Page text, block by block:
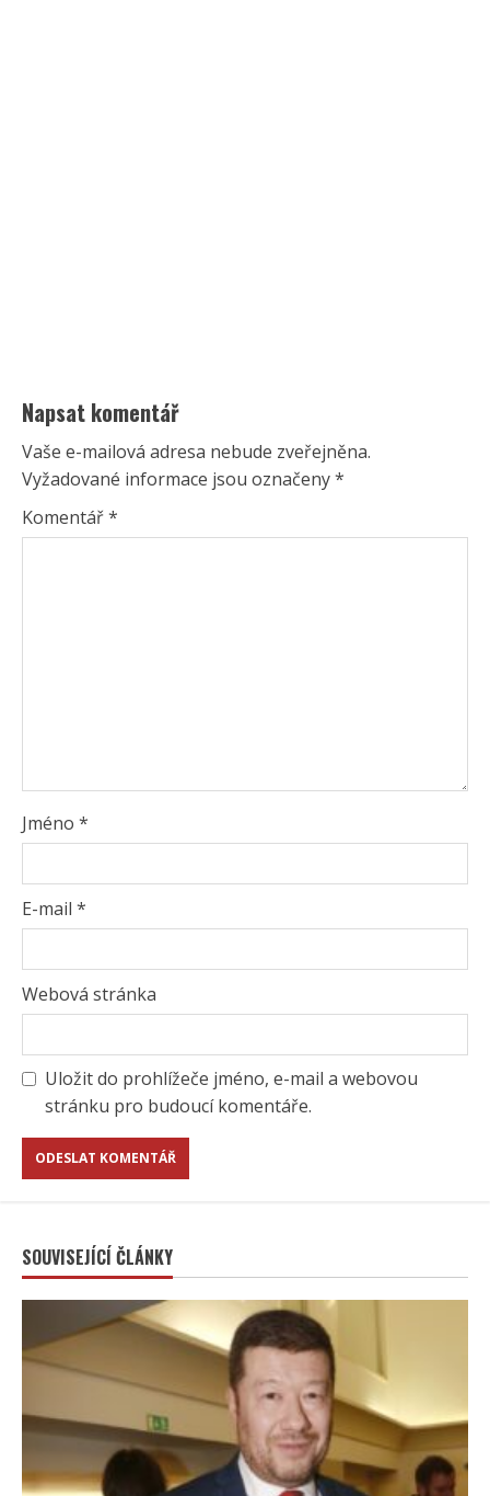
Napsat komentář
Vaše e-mailová adresa nebude zveřejněna.
Vyžadované informace jsou označeny*
Komentář*
Jméno *
E-mail *
Webová stránka
Uložit do prohlížeče jméno, e-mail a webovou
stránku pro budoucí komentáře.
SOUVISEJÍCÍ ČLÁNKY